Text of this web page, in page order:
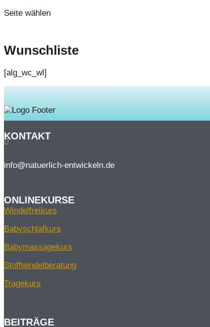
Seite wählen
Wunschliste
[alg_wc_wl]
KONTAKT

info@natuerlich-entwickeln.de
ONLINEKURSE
Windelfreikurs
Babyschlafkurs
Babymassagekurs
Stoffwindelberatung
Tragekurs
BEITRÄGE